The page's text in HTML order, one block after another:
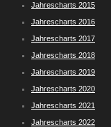
Jahrescharts 2015
Jahrescharts 2016
Jahrescharts 2017
Jahrescharts 2018
Jahrescharts 2019
Jahrescharts 2020
Jahrescharts 2021
Jahrescharts 2022